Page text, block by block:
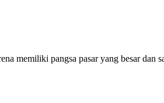
memiliki pangsa pasar yang besar